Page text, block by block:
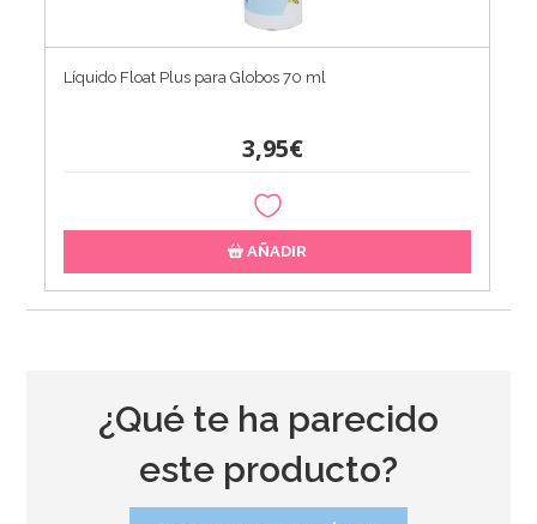
Líquido Float Plus para Globos 70 ml
3,95€
AÑADIR
¿Qué te ha parecido
este producto?